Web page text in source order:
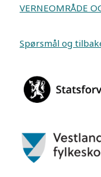
VERNEOMRÅDE
Spørsmål og